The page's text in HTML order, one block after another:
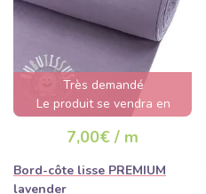
Très demandé
Le produit se vendra en
quelques heures
7,00€ / m
Bord-côte lisse PREMIUM
lavender